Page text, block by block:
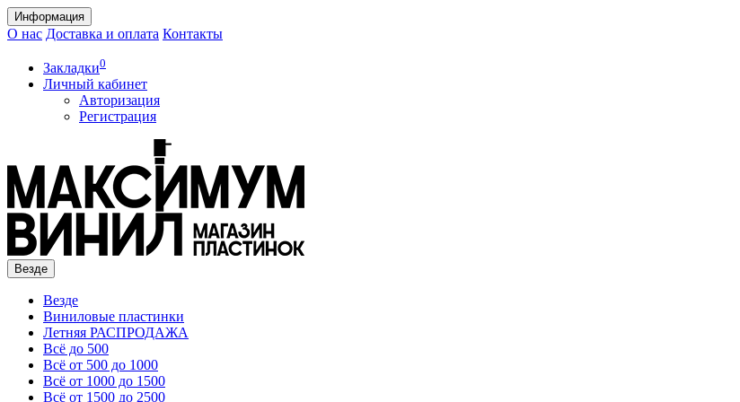
Информация
О нас Доставка и оплата Контакты
Закладки0
Личный кабинет
Авторизация
Регистрация
Везде
Везде
Виниловые пластинки
Летняя РАСПРОДАЖА
Всё до 500
Всё от 500 до 1000
Всё от 1000 до 1500
Всё от 1500 до 2500